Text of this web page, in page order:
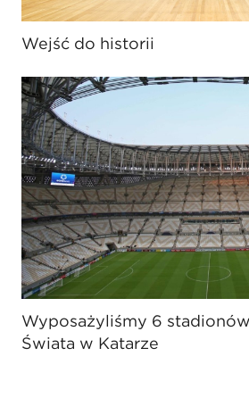
Wejść do historii
Wyposażyliśmy 6
Świata w Katarze